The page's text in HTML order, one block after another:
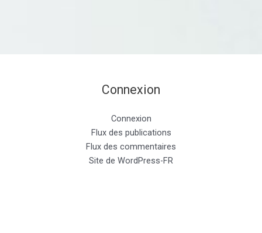
Connexion
Connexion
Flux des publications
Flux des commentaires
Site de WordPress-FR